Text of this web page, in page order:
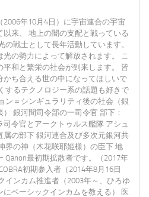
2006年10月4日）に宇宙連合の宇宙
以来、 地上の闇の支配と戦っている
の戦士として長年活動しています。
光の勢力によって解放されます。 こ
平和と繁栄の社会が到来します。 皆
かち合える世の中になってほしいで
するテクノロジー系の話題も好きで
ン＝シンギュラリティ後の社会（銀
銀河間司令部の一司令官 部下：
司令官とアークトゥルス艦隊 アシュ
属の部下 銀河連合及び多次元銀河共
界の神（木花咲耶姫様）の臣下 地
Qanon最初期拡散者です。（2017年
初期参入者（2014年8月16日
インカム推進者（2003年～、ひろゆ
にベーシックインカムを教える） 医